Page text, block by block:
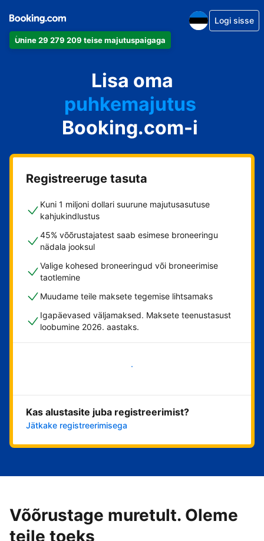
Ühine 29 279 209 teise majutuspaigaga
Logi sisse
Lisa oma
apartement
hotell
puhkemajutus
külalistemaja
hostel
Booking.com-i
Registreeruge tasuta
Kuni 1 miljoni dollari suurune majutusasutuse
kahjukindlustus
45% võõrustajatest saab esimese broneeringu
nädala jooksul
Valige kohesed broneeringud või broneerimise
taotlemine
Muudame teile maksete tegemise lihtsamaks
Igapäevased väljamaksed. Maksete teenustasust
loobumine 2026. aastaks.
Alusta kohe
Kas alustasite juba registreerimist?
Jätkake registreerimisega
Võõrustage muretult. Oleme
teile toeks